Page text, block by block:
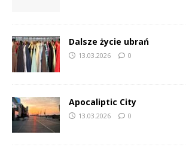
Dalsze życie ubrań
13.03.2026 0
Apocaliptic City
13.03.2026 0